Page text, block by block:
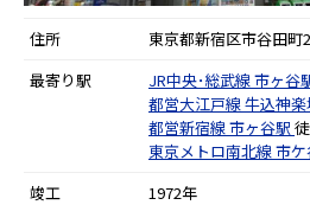
住所
東京都新宿区市谷田町
最寄り駅
JR中央･総武線市ヶ谷
都営大江戸線牛込神楽
都営新宿線市ヶ谷駅
東京メトロ南北線市ケ
竣工
1972年